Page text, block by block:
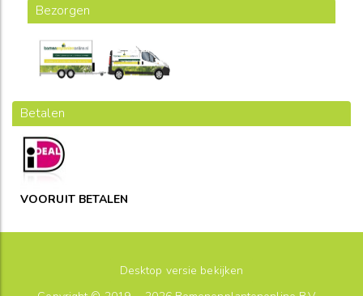
Bezorgen
Betalen
VOORUIT BETALEN
Desktop versie bekijken